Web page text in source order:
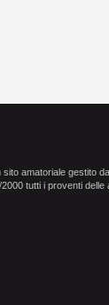
sito amatoriale gestito
2000 tutti i proventi